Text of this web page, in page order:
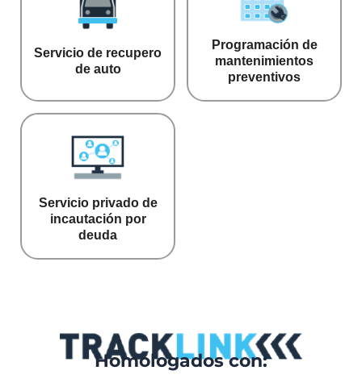
Servicio de recupero
de auto
Programación de
mantenimientos
preventivos
Servicio privado de
incautación por
deuda
Homologados con: